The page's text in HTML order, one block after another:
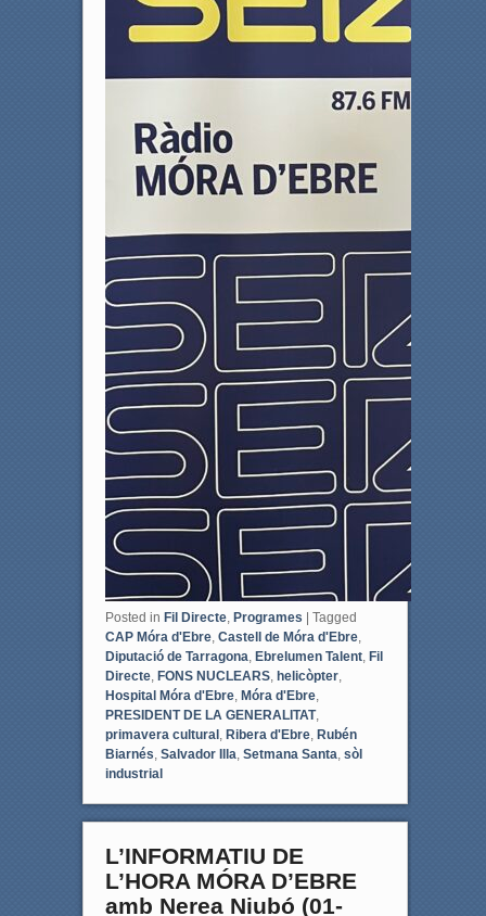
Posted in Fil Directe, Programes
Tagged
CAP Móra d'Ebre, Castell de Móra d'Ebre,
Diputació de Tarragona, Ebrelumen Talent, Fil
Directe, FONS NUCLEARS, helicòpter,
Hospital Móra d'Ebre, Móra d'Ebre,
PRESIDENT DE LA GENERALITAT,
primavera cultural , Ribera d'Ebre, Rubén
Biarnés, Salvador Illa, Setmana Santa, sòl
industrial
L’INFORMATIU DE
L’HORA MÓRA D’EBRE
amb Nerea Niubó (01-